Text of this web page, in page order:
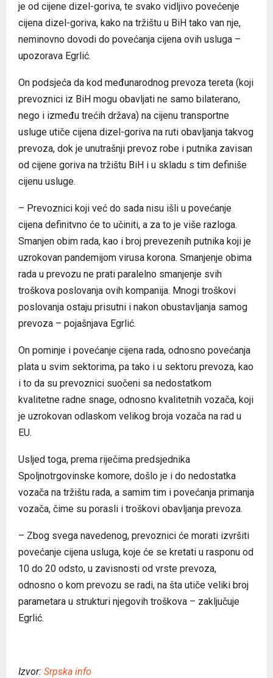
je od cijene dizel-goriva, te svako vidljivo povećenje
cijena dizel-goriva, kako na tržištu u BiH tako van nje,
neminovno dovodi do povećanja cijena ovih usluga –
upozorava Egrlić.
On podsjeća da kod međunarodnog prevoza tereta (koji
prevoznici iz BiH mogu obavljati ne samo bilaterano,
nego i između trećih država) na cijenu transportne
usluge utiče cijena dizel-goriva na ruti obavljanja takvog
prevoza, dok je unutrašnji prevoz robe i putnika zavisan
od cijene goriva na tržištu BiH i u skladu s tim definiše
cijenu usluge.
– Prevoznici koji već do sada nisu išli u povećanje
cijena definitvno će to učiniti, a za to je više razloga.
Smanjen obim rada, kao i broj prevezenih putnika koji je
uzrokovan pandemijom virusa korona. Smanjenje obima
rada u prevozu ne prati paralelno smanjenje svih
troškova poslovanja ovih kompanija. Mnogi troškovi
poslovanja ostaju prisutni i nakon obustavljanja samog
prevoza – pojašnjava Egrlić.
On pominje i povećanje cijena rada, odnosno povećanja
plata u svim sektorima, pa tako i u sektoru prevoza, kao
i to da su prevoznici suočeni sa nedostatkom
kvalitetne radne snage, odnosno kvalitetnih vozača, koji
je uzrokovan odlaskom velikog broja vozača na rad u
EU.
Usljed toga, prema riječima predsjednika
Spoljnotrgovinske komore, došlo je i do nedostatka
vozača na tržištu rada, a samim tim i povećanja primanja
vozača, čime su porasli i troškovi obavljanja prevoza.
– Zbog svega navedenog, prevoznici će morati izvršiti
povećanje cijena usluga, koje će se kretati u rasponu od
10 do 20 odsto, u zavisnosti od vrste prevoza,
odnosno o kom prevozu se radi, na šta utiče veliki broj
parametara u strukturi njegovih troškova – zaključuje
Egrlić.
Izvor: Srpska info